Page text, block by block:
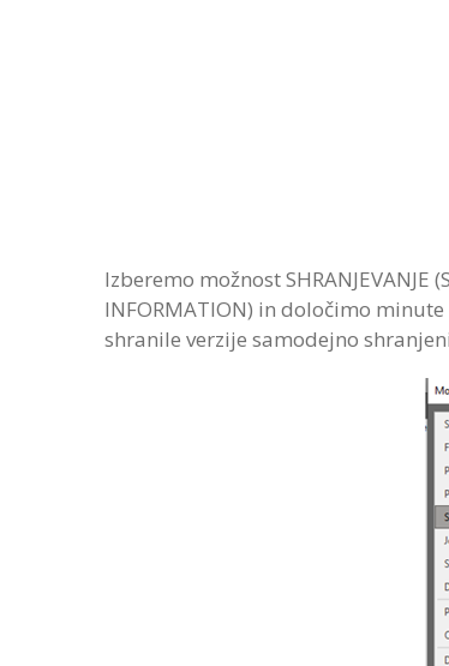
Izberemo možnost SHRANJEVANJE
INFORMATION) in določimo
shranile verzije samodejno